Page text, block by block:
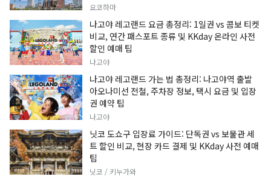
요코하마
나고야 레고랜드 요금 총정리: 1일권 vs 콤보 티켓
비교, 연간 패스포트 종류 및 KKday 온라인 사전
할인 예매 팁
나고야
나고야 레고랜드 가는 법 총정리: 나고야역 출발
아오나미선 전철, 주차장 정보, 택시 요금 및 입장
권 예약 팁
나고야
닛코 도쇼구 입장료 가이드: 단독권 vs 보물관 세
트 할인 비교, 현장 카드 결제 및 KKday 사전 예매
팁
닛코 / 키누가와